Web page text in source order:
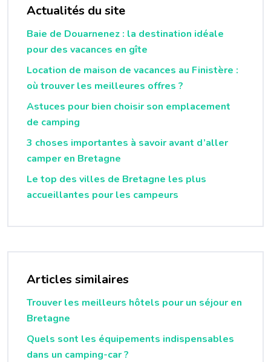
Actualités du site
Baie de Douarnenez : la destination idéale
pour des vacances en gîte
Location de maison de vacances au Finistère :
où trouver les meilleures offres ?
Astuces pour bien choisir son emplacement
de camping
3 choses importantes à savoir avant d’aller
camper en Bretagne
Le top des villes de Bretagne les plus
accueillantes pour les campeurs
Articles similaires
Trouver les meilleurs hôtels pour un séjour en
Bretagne
Quels sont les équipements indispensables
dans un camping-car ?